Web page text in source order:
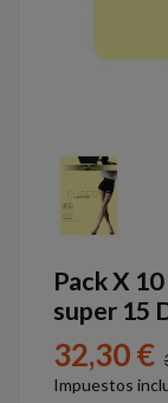
Pack X
super 15
32,30 €
Impuestos